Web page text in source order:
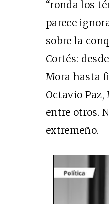
“ronda los
parece
sobre la
Cortés:
Mora hasta
Octavio
entre otros.
extremeño.